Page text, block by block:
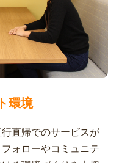
環境
直帰でのサービスが
ォローやコミュニテ